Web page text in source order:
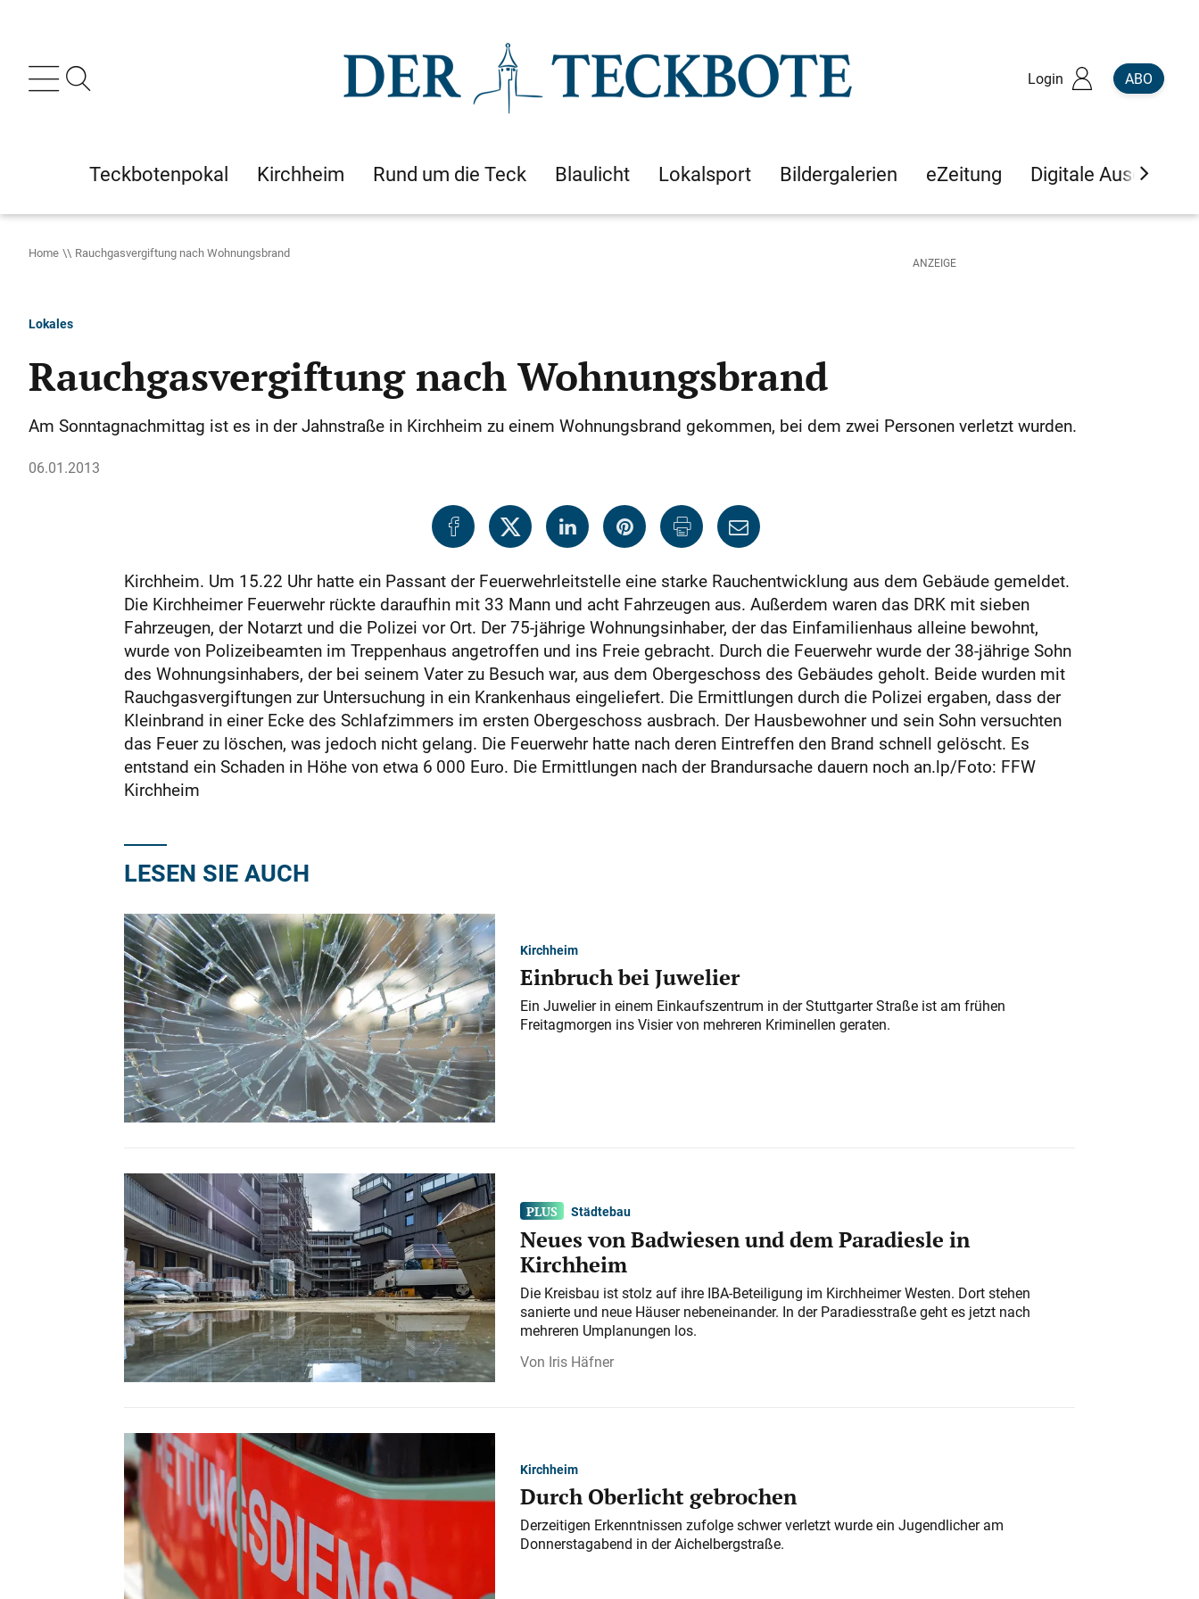
Login ABO
Teckbotenpokal Kirchheim Rund um die Teck Blaulicht Lokalsport Bildergalerien eZeitung Digitale Ausgaben
Home Rauchgasvergiftung nach Wohnungsbrand
Lokales
Rauchgasvergiftung nach Wohnungsbrand
Am Sonntagnachmittag ist es in der Jahnstraße in Kirchheim zu einem Wohnungsbrand gekommen, bei dem zwei Personen verletzt wurden.
06.01.2013
Kirchheim. Um 15.22 Uhr hatte ein Passant der Feuerwehrleitstelle eine starke Rauchentwicklung aus dem Gebäude gemeldet.
Die Kirchheimer Feuerwehr rückte daraufhin mit 33 Mann und acht Fahrzeugen aus. Außerdem waren das DRK mit sieben
Fahrzeugen, der Notarzt und die Polizei vor Ort. Der 75-jährige Wohnungsinhaber, der das Einfamilienhaus alleine bewohnt,
wurde von Polizeibeamten im Treppenhaus angetroffen und ins Freie gebracht. Durch die Feuerwehr wurde der 38-jährige Sohn
des Wohnungsinhabers, der bei seinem Vater zu Besuch war, aus dem Obergeschoss des Gebäudes geholt. Beide wurden mit
Rauchgasvergiftungen zur Untersuchung in ein Krankenhaus eingeliefert. Die Ermittlungen durch die Polizei ergaben, dass der
Kleinbrand in einer Ecke des Schlafzimmers im ersten Obergeschoss ausbrach. Der Hausbewohner und sein Sohn versuchten
das Feuer zu löschen, was jedoch nicht gelang. Die Feuerwehr hatte nach deren Eintreffen den Brand schnell gelöscht. Es
entstand ein Schaden in Höhe von etwa 6 000 Euro. Die Ermittlungen nach der Brandursache dauern noch an.lp/Foto: FFW
Kirchheim
LESEN SIE AUCH
Kirchheim
Einbruch bei Juwelier
Ein Juwelier in einem Einkaufszentrum in der Stuttgarter Straße ist am frühen
Freitagmorgen ins Visier von mehreren Kriminellen geraten.
Städtebau
Neues von Badwiesen und dem Paradiesle in
Kirchheim
Die Kreisbau ist stolz auf ihre IBA-Beteiligung im Kirchheimer Westen. Dort stehen
sanierte und neue Häuser nebeneinander. In der Paradiesstraße geht es jetzt nach
mehreren Umplanungen los.
Iris Häfner
Kirchheim
Durch Oberlicht gebrochen
Derzeitigen Erkenntnissen zufolge schwer verletzt wurde ein Jugendlicher am
Donnerstagabend in der Aichelbergstraße.